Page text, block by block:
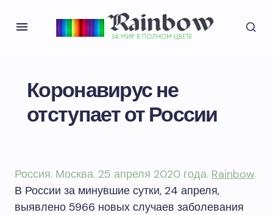
Коронавирус не
отступает от России
Россия. Москва. 25 апреля 2020 года. Rainbow.
В России за минувшие сутки, 24 апреля,
выявлено 5966 новых случаев заболевания